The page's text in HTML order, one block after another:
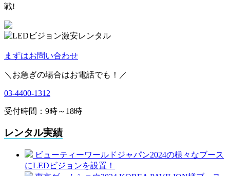
戦!
まずはお問い合わせ
＼お急ぎの場合はお電話でも！／
03-4400-1312
受付時間：9時～18時
レンタル実績
ビューティーワールドジャパン2024の様々なブース
にLEDビジョンを設置！